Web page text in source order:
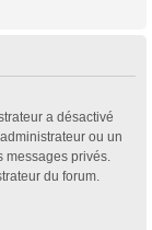
a désactivé
ou un
messages privés.
du forum.